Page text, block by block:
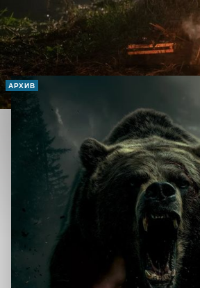
АРХИВ